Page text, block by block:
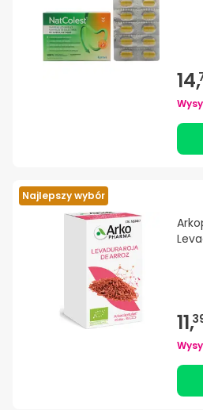
14,
Najlepszy wybór
11,